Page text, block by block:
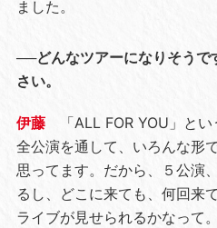
ました。
──どんなツアーになりそうで
さい。
伊藤
「ALL FOR YOU」と
全公演を通して、いろんな形
思ってます。だから、５公演
るし、どこに来ても、何回来
ライブが見せられるかなって